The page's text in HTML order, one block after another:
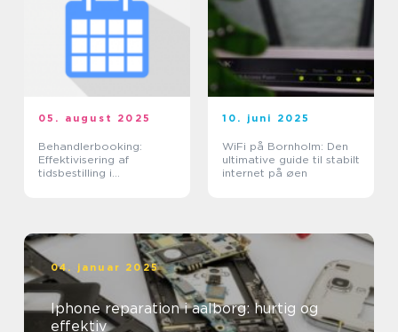
05. august 2025
Behandlerbooking:
Effektivisering af
tidsbestilling i
10. juni 2025
WiFi på Bornholm: Den
ultimative guide til stabilt
internet på øen
04. januar 2025
Iphone reparation i aalborg: hurtig og
effektiv